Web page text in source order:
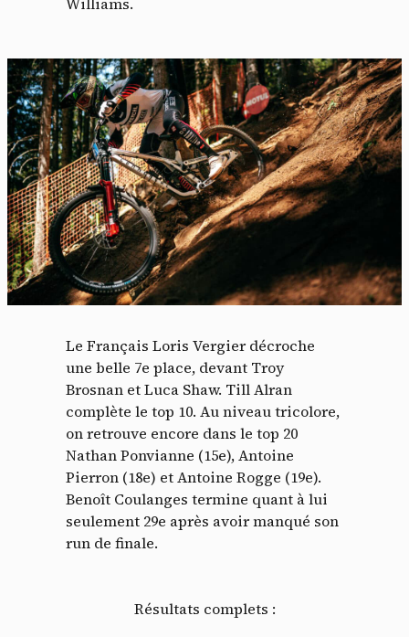
Le Français Loris Vergier décroche
une belle 7e place, devant Troy
Brosnan et Luca Shaw. Till Alran
complète le top 10. Au niveau tricolore,
on retrouve encore dans le top 20
Nathan Ponvianne (15e), Antoine
Pierron (18e) et Antoine Rogge (19e).
Benoît Coulanges termine quant à lui
seulement 29e après avoir manqué son
run de finale.
Résultats complets :